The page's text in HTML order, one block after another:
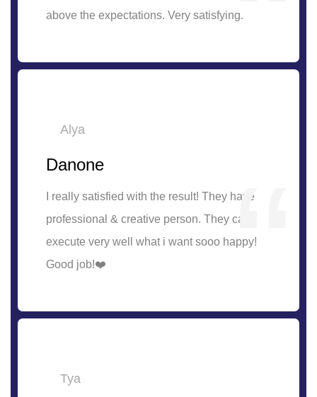
above the expectations. Very satisfying.
Alya
Danone
I really satisfied with the result! They have
professional & creative person. They can
execute very well what i want sooo happy!
Good job!❤️
Tya